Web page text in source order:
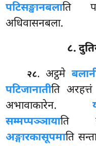
पटिसङ्खानबलाति
अधिवासनबला.
८.
२८. अट्ठमे
पटिजानातीति अरहत्तं
अभावाकारेन.
सम्मप्पञ्ञायाति
अङ्गारकासूपमाति